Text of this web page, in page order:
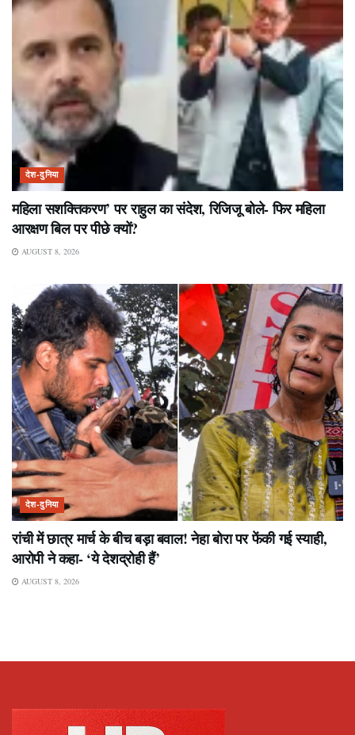
देश-दुनिया
महिला सशक्तिकरण’ पर राहुल का संदेश, रिजिजू बोले- फिर महिला
आरक्षण बिल पर पीछे क्यों?
AUGUST 8, 2026
देश-दुनिया
रांची में छात्र मार्च के बीच बड़ा बवाल! नेहा बोरा पर फेंकी गई स्याही,
आरोपी ने कहा- ‘ये देशद्रोही हैं’
AUGUST 8, 2026